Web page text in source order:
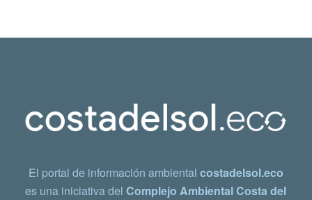
El portal de información ambiental costadelsol.eco
es una iniciativa delComplejo Ambiental Costa del